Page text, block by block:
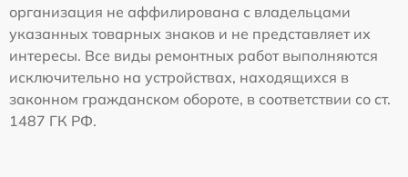
организация не аффилирована с владельцами
указанных товарных знаков и не представляет их
интересы. Все виды ремонтных работ выполняются
исключительно на устройствах, находящихся в
законном гражданском обороте, в соответствии со ст.
1487 ГК РФ.